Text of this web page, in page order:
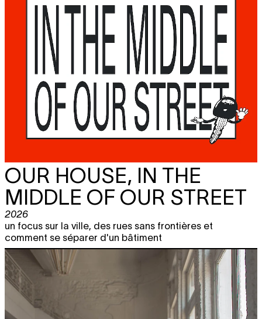
OUR HOUSE, IN THE
MIDDLE OF OUR STREET
2026
un focus sur la ville, des rues sans frontières et
comment se séparer d'un bâtiment